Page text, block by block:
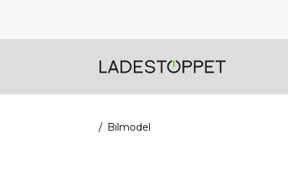
Bilmodel